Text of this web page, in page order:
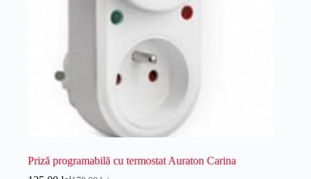
Priză programabilă cu termostat Auraton Carina